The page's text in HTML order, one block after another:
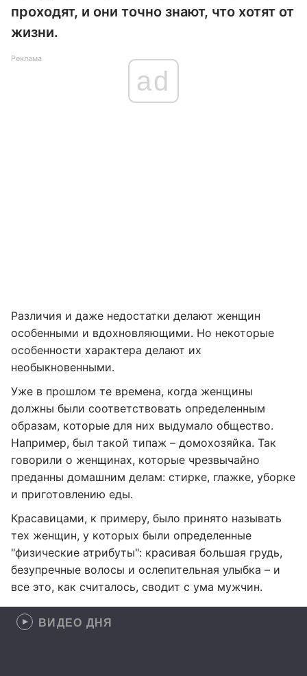
проходят, и они точно знают, что хотят от
жизни.
Реклама
ad
Различия и даже недостатки делают женщин
особенными и вдохновляющими. Но некоторые
особенности характера делают их
необыкновенными.
Уже в прошлом те времена, когда женщины
должны были соответствовать определенным
образам, которые для них выдумало общество.
Например, был такой типаж – домохозяйка. Так
говорили о женщинах, которые чрезвычайно
преданны домашним делам: стирке, глажке, уборке
и приготовлению еды.
Красавицами, к примеру, было принято называть
тех женщин, у которых были определенные
"физические атрибуты": красивая большая грудь,
безупречные волосы и ослепительная улыбка – и
все это, как считалось, сводит с ума мужчин.
ВИДЕО ДНЯ